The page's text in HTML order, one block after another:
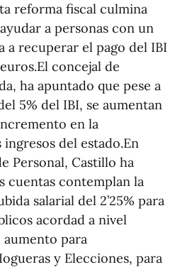
reforma fiscal culmina
a personas con un
a recuperar el pago del IBI
concejal de
ha apuntado que pese a
5% del IBI, se aumentan
en la
del estado.En
Personal, Castillo ha
cuentas contemplan la
salarial del 2’25% para
acordad a nivel
para
y Elecciones, para